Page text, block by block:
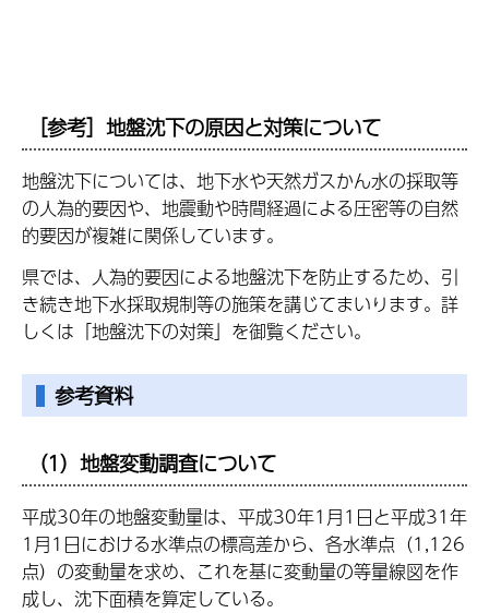
［参考］地盤沈下の原因と対策について
地盤沈下については、地下水や天然ガスかん水の採取等
の人為的要因や、地震動や時間経過による圧密等の自然
的要因が複雑に関係しています。
県では、人為的要因による地盤沈下を防止するため、引
き続き地下水採取規制等の施策を講じてまいります。詳
しくは「地盤沈下の対策」を御覧ください。
参考資料
（1）地盤変動調査について
平成30年の地盤変動量は、平成30年1月1日と平成31年
1月1日における水準点の標高差から、各水準点（1,126
点）の変動量を求め、これを基に変動量の等量線図を作
成し、沈下面積を算定している。